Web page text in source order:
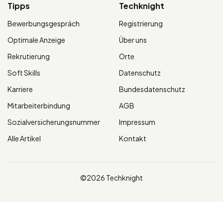
Tipps
Bewerbungsgespräch
Optimale Anzeige
Rekrutierung
Soft Skills
Karriere
Mitarbeiterbindung
Sozialversicherungsnummer
Alle Artikel
Techknight
Registrierung
Über uns
Orte
Datenschutz
Bundesdatenschutz
AGB
Impressum
Kontakt
©2026 Techknight